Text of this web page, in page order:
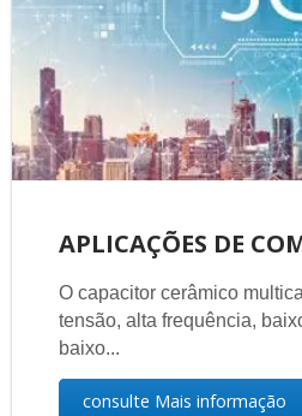
APLICAÇÕES DE
O capacitor cerâmico
tensão, alta frequência,
baixo...
consulte Mais informação